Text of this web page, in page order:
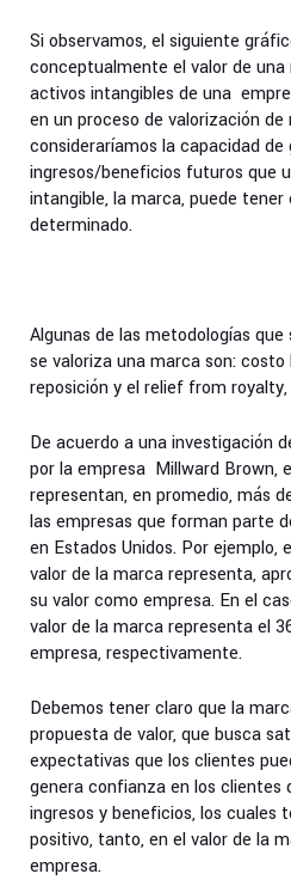
Si observamos, el siguiente
conceptualmente el valor de
activos intangibles de una
en un proceso de valorización de
consideraríamos la capacidad de
ingresos/beneficios futuros que
intangible, la marca, puede
determinado.
Algunas de las metodologías
se valoriza una marca son:
reposición y el relief from
De acuerdo a una investigación
por la empresa Millward Brown,
representan, en promedio, más
las empresas que forman parte
en Estados Unidos. Por ejemplo,
valor de la marca representa,
su valor como empresa. En el
valor de la marca representa el
empresa, respectivamente.
Debemos tener claro que la
propuesta de valor, que busca
expectativas que los clientes
genera confianza en los clientes
ingresos y beneficios, los cuales
positivo, tanto, en el valor de la
empresa.